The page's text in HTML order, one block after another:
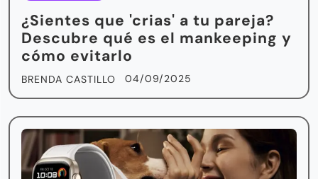
¿Sientes que 'crias' a tu pareja?
Descubre qué es el mankeeping y
cómo evitarlo
BRENDA CASTILLO 04/09/2025